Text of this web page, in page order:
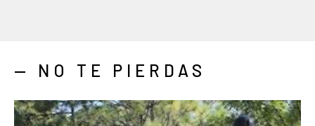
— NO TE PIERDAS